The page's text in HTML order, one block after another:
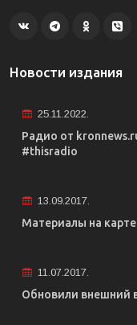
Новости издания
25.11.2022.
Радио от
#thisradio
13.09.2017.
Материалы на
11.07.2017.
Обновили внешний